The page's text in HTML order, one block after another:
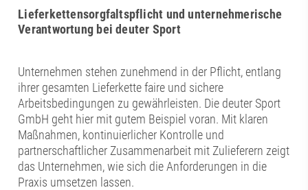
Lieferkettensorgfaltspflicht und unternehmerische
Verantwortung bei deuter Sport
Unternehmen stehen zunehmend in der Pflicht, entlang
ihrer gesamten Lieferkette faire und sichere
Arbeitsbedingungen zu gewährleisten. Die deuter Sport
GmbH geht hier mit gutem Beispiel voran. Mit klaren
Maßnahmen, kontinuierlicher Kontrolle und
partnerschaftlicher Zusammenarbeit mit Zulieferern zeigt
das Unternehmen, wie sich die Anforderungen in die
Praxis umsetzen lassen.